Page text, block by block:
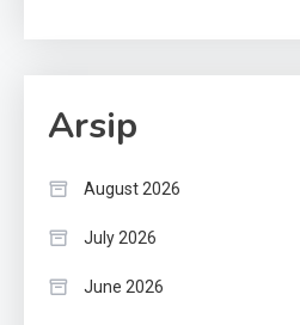
Arsip
August 2026
July 2026
June 2026